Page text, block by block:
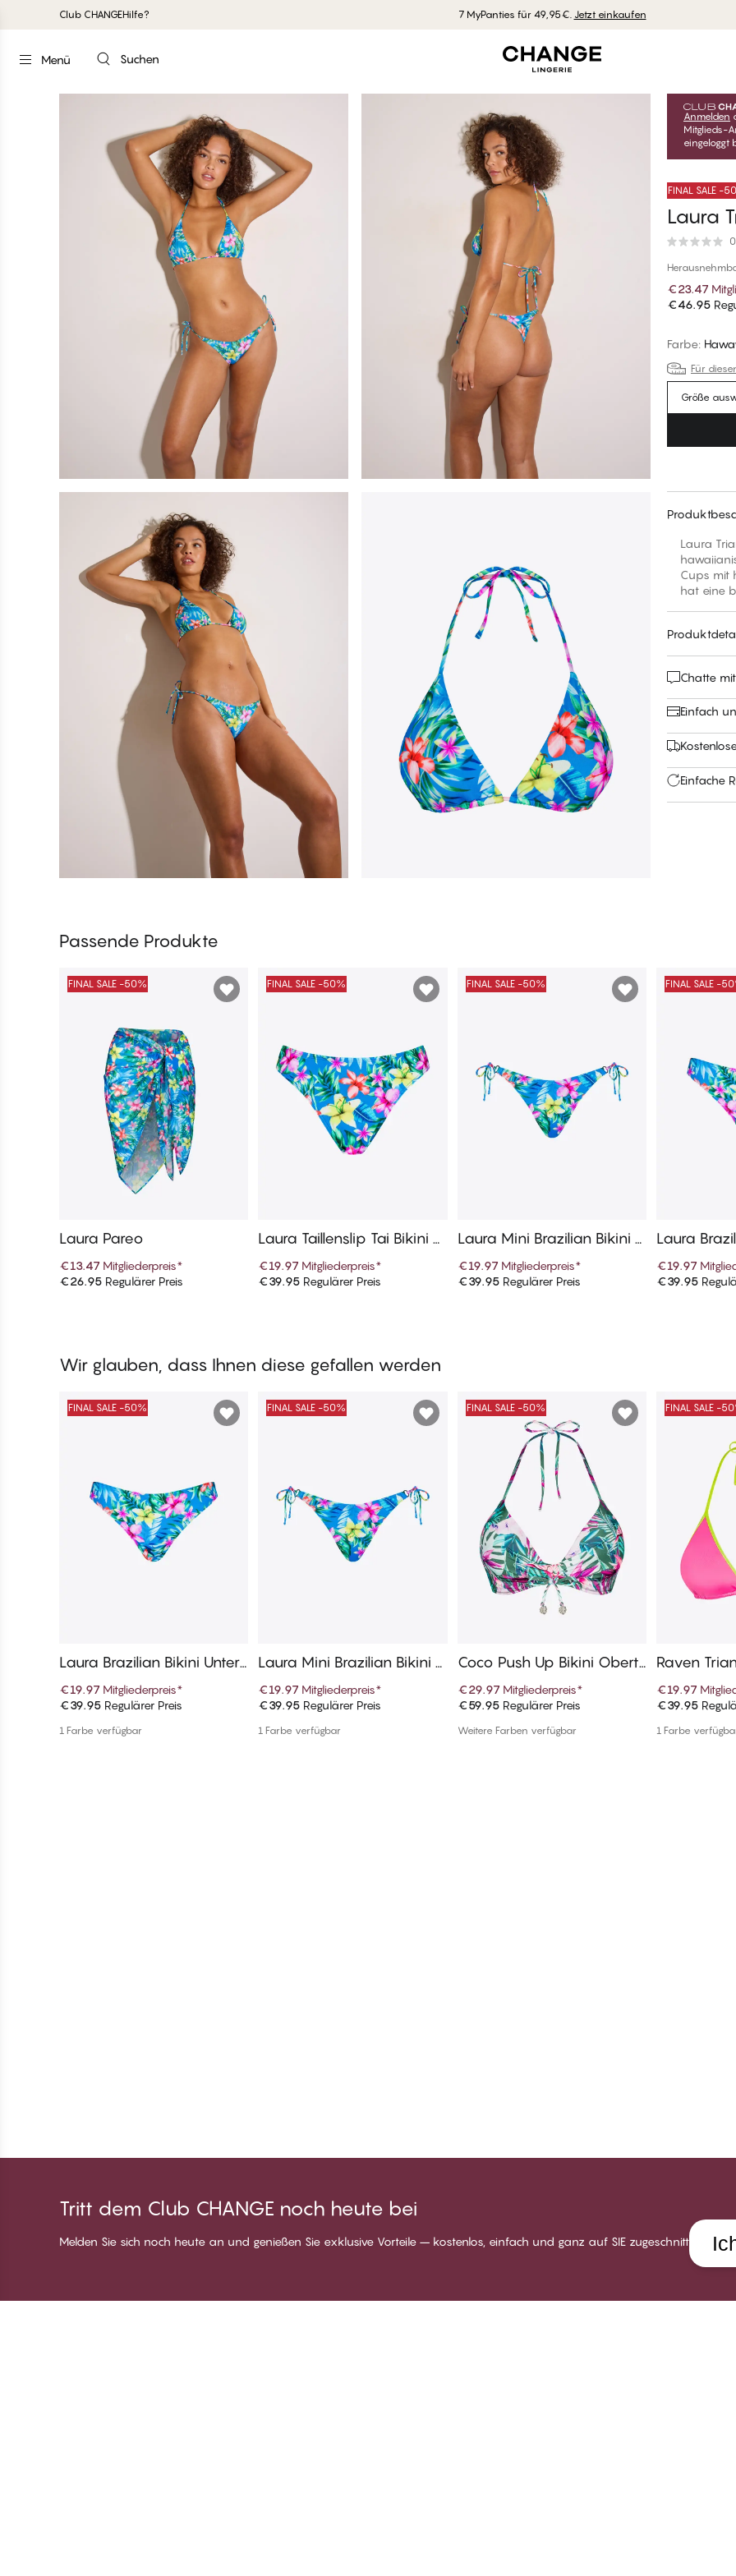
Club CHANGEHilfe? 7 MyPanties für 49,95€. Jetzt einkaufen
Menü Suchen
Anmelden
Mitglieds-
eingeloggt
FINAL SALE -
Laura
€23.47
€46.95
Farbe:
Für
Größe
Laura
Cups mit
hat eine
Chatte
Einfach
Einfache
Passende Produkte
In den Warenkorb
FINAL SALE -50%
Laura Pareo
€13.47 Mitgliederpreis*
€26.95 Regulärer Preis In den Warenkorb
FINAL SALE -50%
Laura Taillenslip Tai Bikini U
€19.97 Mitgliederpreis*
€39.95 Regulärer Preis In den Warenkorb
FINAL SALE -50%
Laura Mini Brazilian Bikini U
€19.97 Mitgliederpreis*
€39.95Regulärer Preis In
FINAL SALE -
Laura
€19.97
€39.95
Wir glauben, dass Ihnen diese gefallen werden
In den Warenkorb
FINAL SALE -50%
Laura Brazilian Bikini Untert
€19.97 Mitgliederpreis*
€39.95 Regulärer Preis
1 Farbe verfügbar
In den Warenkorb
FINAL SALE -50%
Laura Mini Brazilian Bikini U
€19.97 Mitgliederpreis*
€39.95 Regulärer Preis
1 Farbe verfügbar
In den Warenkorb
FINAL SALE -50%
Coco Push Up Bikini Oberte
€29.97 Mitgliederpreis*
€59.95Regulärer Preis
Weitere Farben verfügbar
In
FINAL SALE -
Raven
€19.97
€39.95
1 Farbe
Tritt dem Club CHANGE noch heute bei
Melden Sie sich noch heute an und genießen Sie exklusive Vorteile – kostenlos, einfach und ganz auf SIE zugeschnitten.